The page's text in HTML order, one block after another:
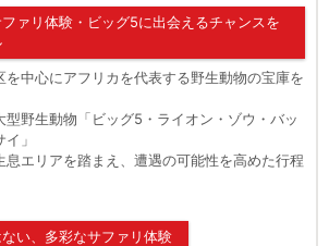
ァリ体験・ビッグ5に出会えるチャンスを
を中心にアフリカを代表する野生動物の宝庫を
型野生動物「ビッグ5・ライオン・ゾウ・バッ
」
息エリアを踏まえ、遭遇の可能性を高めた行程
い、多彩なサファリ体験